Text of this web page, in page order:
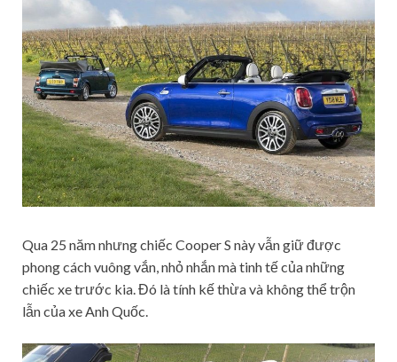
Qua 25 năm nhưng chiếc Cooper S này vẫn giữ được
phong cách vuông vắn, nhỏ nhắn mà tinh tế của những
chiếc xe trước kia. Đó là tính kế thừa và không thể trộn
lẫn của xe Anh Quốc.